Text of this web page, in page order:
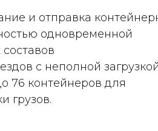
и отправка
одновременной
с неполной загрузкой
76 контейнеров для
грузов.